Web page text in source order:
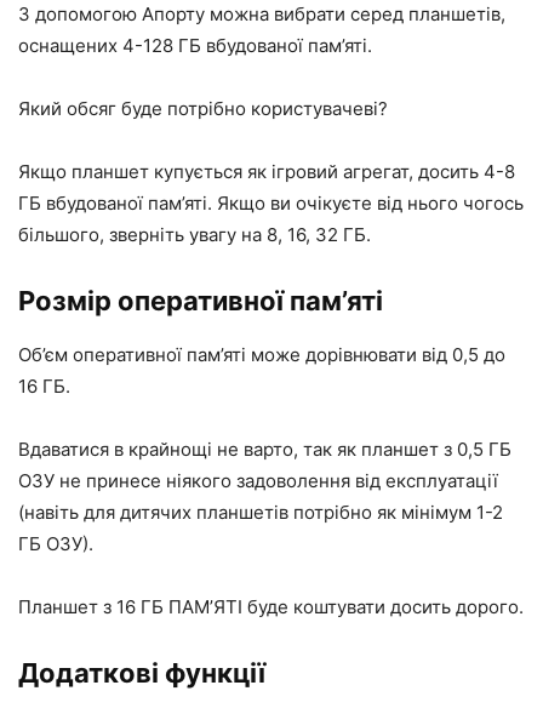
З допомогою Апорту можна вибрати серед планшетів,
оснащених 4-128 ГБ вбудованої пам’яті.
Який обсяг буде потрібно користувачеві?
Якщо планшет купується як ігровий агрегат, досить 4-8
ГБ вбудованої пам’яті. Якщо ви очікуєте від нього чогось
більшого, зверніть увагу на 8, 16, 32 ГБ.
Розмір оперативної пам’яті
Об’єм оперативної пам’яті може дорівнювати від 0,5 до
16 ГБ.
Вдаватися в крайнощі не варто, так як планшет з 0,5 ГБ
ОЗУ не принесе ніякого задоволення від експлуатації
(навіть для дитячих планшетів потрібно як мінімум 1-2
ГБ ОЗУ).
Планшет з 16 ГБ ПАМ’ЯТІ буде коштувати досить дорого.
Додаткові функції